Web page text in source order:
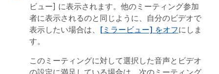
ビュー] に表示されます。他のミーティング参加
者に表示されるのと同じように、自分のビデオで
表示したい場合は、 [ミラービュー] をオフにしま
す。
このミーティングに対して選択した音声とビデオ
の設定に満足している場合は、次のミーティング